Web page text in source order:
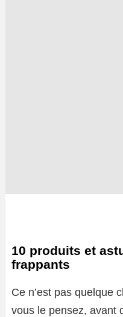
10 produits et
frappants
Ce n’est pas quelque
vous le pensez, avant